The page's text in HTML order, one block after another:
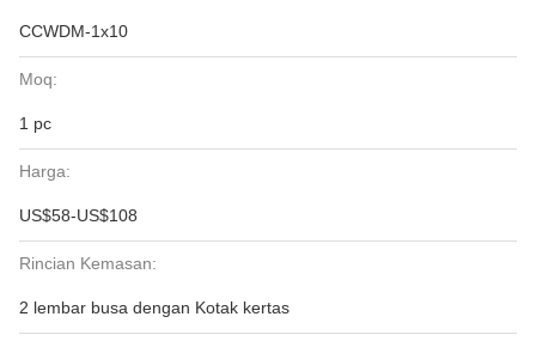
CCWDM-1x10
Moq:
1 pc
Harga:
US$58-US$108
Rincian Kemasan:
2 lembar busa dengan Kotak kertas